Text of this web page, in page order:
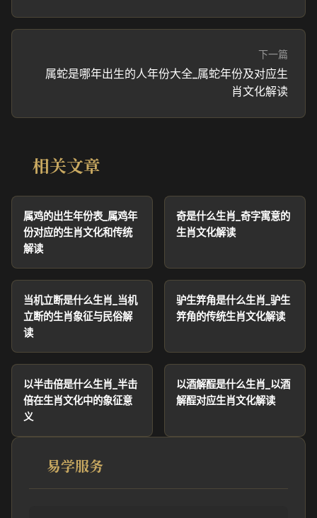
下一篇
属蛇是哪年出生的人年份大全_属蛇年份及对应生
肖文化解读
相关文章
属鸡的出生年份表_属鸡年
份对应的生肖文化和传统
解读
奇是什么生肖_奇字寓意的
生肖文化解读
当机立断是什么生肖_当机
立断的生肖象征与民俗解
读
驴生笄角是什么生肖_驴生
笄角的传统生肖文化解读
以半击倍是什么生肖_半击
倍在生肖文化中的象征意
义
以酒解酲是什么生肖_以酒
解酲对应生肖文化解读
易学服务